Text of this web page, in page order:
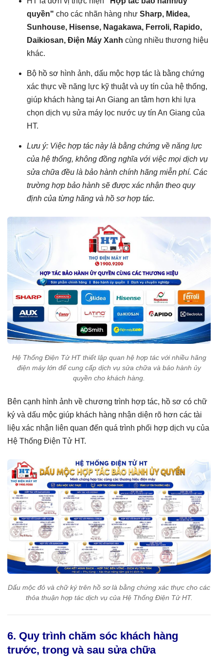
quyền" cho các nhãn hàng như Sharp, Midea,
Sunhouse, Hisense, Nagakawa, Ferroli, Rapido,
Daikiosan, Điện Máy Xanh cùng nhiều thương hiệu
khác.
Bộ hồ sơ hình ảnh, dấu mộc hợp tác là bằng chứng
xác thực về năng lực kỹ thuật và uy tín của hệ thống,
giúp khách hàng tại An Giang an tâm hơn khi lựa
chọn dịch vụ sửa máy lọc nước uy tín An Giang của
HT.
Lưu ý: Việc hợp tác này là bằng chứng về năng lực
của hệ thống, không đồng nghĩa với việc mọi dịch vụ
sửa chữa đều là bảo hành chính hãng miễn phí. Các
trường hợp bảo hành sẽ được xác nhận theo quy
định của từng hãng và hồ sơ hợp tác.
Hệ Thống Điện Tử HT thiết lập quan hệ hợp tác với nhiều hãng
điện máy lớn để cung cấp dịch vụ sửa chữa và bảo hành ủy
quyền cho khách hàng.
Bên cạnh hình ảnh về chương trình hợp tác, hồ sơ có chữ
ký và dấu mộc giúp khách hàng nhận diện rõ hơn các tài
liệu xác nhận liên quan đến quá trình phối hợp dịch vụ của
Hệ Thống Điện Tử HT.
Dấu mộc đỏ và chữ ký trên hồ sơ là bằng chứng xác thực cho các
thỏa thuận hợp tác dịch vụ của Hệ Thống Điện Tử HT.
6. Quy trình chăm sóc khách hàng
trước, trong và sau sửa chữa